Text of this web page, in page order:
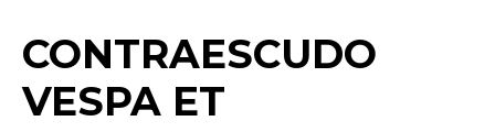
CONTRAESCUDO
VESPA ET